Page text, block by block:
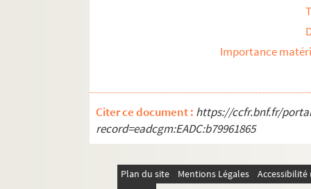
Importance
Citer ce document : https://ccfr.bnf.fr/
record=eadcgm:EADC:b79961865
Plan du site Mentions Légales